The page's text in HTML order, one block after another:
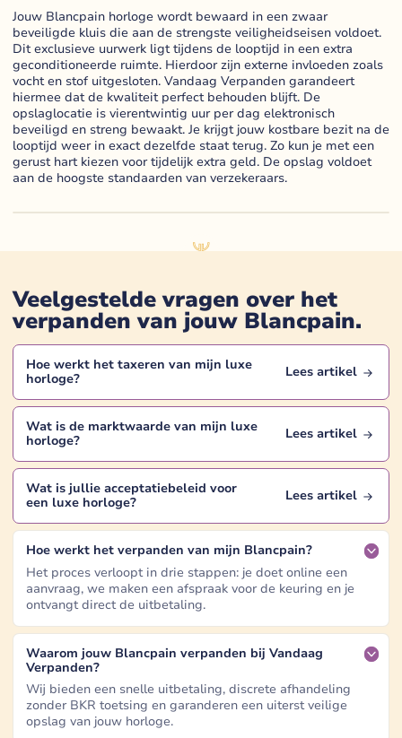
Jouw Blancpain horloge wordt bewaard in een zwaar
beveiligde kluis die aan de strengste veiligheidseisen voldoet.
Dit exclusieve uurwerk ligt tijdens de looptijd in een extra
geconditioneerde ruimte. Hierdoor zijn externe invloeden zoals
vocht en stof uitgesloten. Vandaag Verpanden garandeert
hiermee dat de kwaliteit perfect behouden blijft. De
opslaglocatie is vierentwintig uur per dag elektronisch
beveiligd en streng bewaakt. Je krijgt jouw kostbare bezit na de
looptijd weer in exact dezelfde staat terug. Zo kun je met een
gerust hart kiezen voor tijdelijk extra geld. De opslag voldoet
aan de hoogste standaarden van verzekeraars.
Veelgestelde vragen over het
verpanden van jouw Blancpain.
Hoe werkt het taxeren van mijn luxe
horloge? Lees artikel
Wat is de marktwaarde van mijn luxe
horloge? Lees artikel
Wat is jullie acceptatiebeleid voor
een luxe horloge? Lees artikel
Hoe werkt het verpanden van mijn Blancpain?
Het proces verloopt in drie stappen: je doet online een
aanvraag, we maken een afspraak voor de keuring en je
ontvangt direct de uitbetaling.
Waarom jouw Blancpain verpanden bij Vandaag
Verpanden?
Wij bieden een snelle uitbetaling, discrete afhandeling
zonder BKR toetsing en garanderen een uiterst veilige
opslag van jouw horloge.